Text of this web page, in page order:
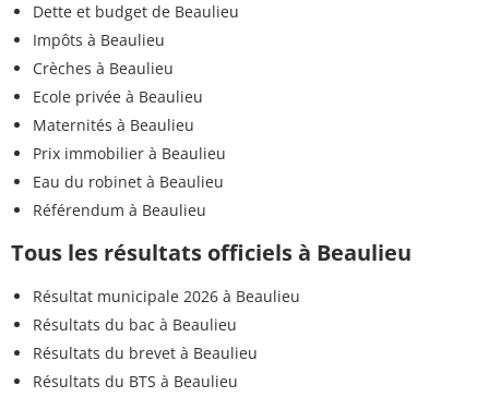
Dette et budget de Beaulieu
Impôts à Beaulieu
Crèches à Beaulieu
Ecole privée à Beaulieu
Maternités à Beaulieu
Prix immobilier à Beaulieu
Eau du robinet à Beaulieu
Référendum à Beaulieu
Tous les résultats officiels à Beaulieu
Résultat municipale 2026 à Beaulieu
Résultats du bac à Beaulieu
Résultats du brevet à Beaulieu
Résultats du BTS à Beaulieu